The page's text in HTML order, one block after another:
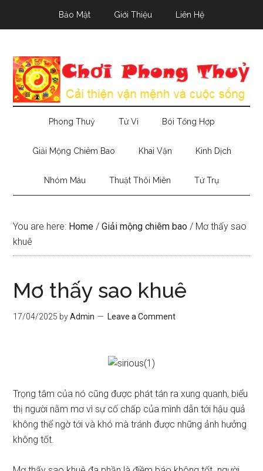
Bảo Mật Giới Thiệu Liên Hệ
Phong Thuỷ Tử Vi Bói Tổng Hợp
Giải Mộng Chiêm Bao Khai Vận Kinh Dịch
Nhóm Máu Thuật Thôi Miên Tứ Trụ
You are here: Home / Giải mộng chiêm bao / Mơ thấy sao
khuê
Mơ thấy sao khuê
17/04/2025 byAdmin Leave a Comment
Trọng tâm của nó cũng được phát tán ra xung quanh, biểu
thị người nằm mơ vì sự cố chấp của mình dẫn tới hậu quả
không thể ngờ tới và khó mà tránh được những ảnh hưởng
không tốt.